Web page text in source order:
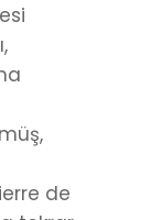
de